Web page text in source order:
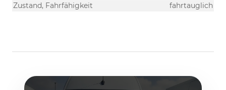
Zustand, Fahrfähigkeit
fahrtauglich